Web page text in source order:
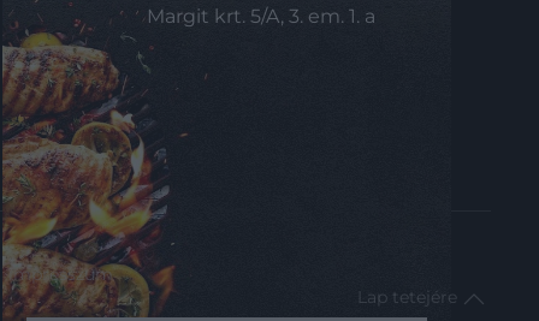
Margit krt. 5/A, 3. em. 1. a
impresszum
Lap tetejére